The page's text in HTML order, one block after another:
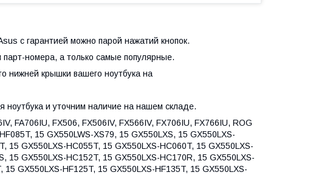
с гарантией можно парой нажатий кнопок.
номера, а только самые популярные.
нижней крышки вашего ноутбука на
и уточним наличие на нашем складе.
FA706IU, FX506, FX506IV, FX566IV, FX706IU, FX766IU, ROG
15 GX550LWS-XS79, 15 GX550LXS, 15 GX550LXS-
15 GX550LXS-HC055T, 15 GX550LXS-HC060T, 15 GX550LXS-
15 GX550LXS-HC152T, 15 GX550LXS-HC170R, 15 GX550LXS-
GX550LXS-HF125T, 15 GX550LXS-HF135T, 15 GX550LXS-